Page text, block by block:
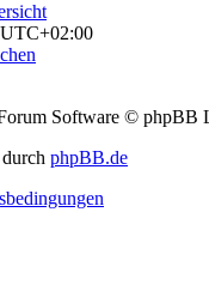
UTC+02:00
Software © phpBB
phpBB.de